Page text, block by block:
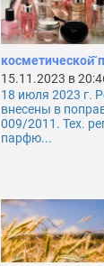
косметической̆
15.11.2023 в
18 июля 2023 г.
внесены в
009/2011. Тех.
парфю...